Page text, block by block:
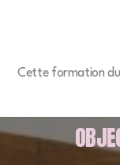
Cette formation
Communication
Maladie
Savoir gérer et